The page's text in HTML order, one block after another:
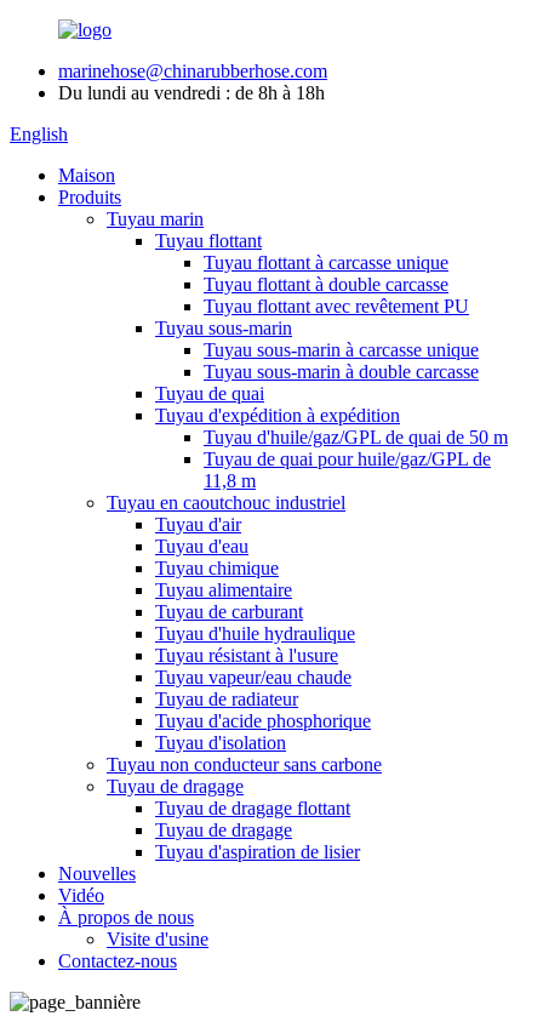
marinehose@chinarubberhose.com
Du lundi au vendredi : de 8h à 18h
English
Maison
Produits
Tuyau marin
Tuyau flottant
Tuyau flottant à carcasse unique
Tuyau flottant à double carcasse
Tuyau flottant avec revêtement PU
Tuyau sous-marin
Tuyau sous-marin à carcasse unique
Tuyau sous-marin à double carcasse
Tuyau de quai
Tuyau d'expédition à expédition
Tuyau d'huile/gaz/GPL de quai de 50 m
Tuyau de quai pour huile/gaz/GPL de
11,8 m
Tuyau en caoutchouc industriel
Tuyau d'air
Tuyau d'eau
Tuyau chimique
Tuyau alimentaire
Tuyau de carburant
Tuyau d'huile hydraulique
Tuyau résistant à l'usure
Tuyau vapeur/eau chaude
Tuyau de radiateur
Tuyau d'acide phosphorique
Tuyau d'isolation
Tuyau non conducteur sans carbone
Tuyau de dragage
Tuyau de dragage flottant
Tuyau de dragage
Tuyau d'aspiration de lisier
Nouvelles
Vidéo
À propos de nous
Visite d'usine
Contactez-nous